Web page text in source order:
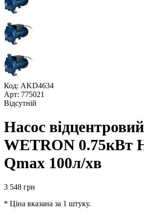
Код: AKD4634
Арт: 775021
Відсутній
Насос відцентровий
WETRON 0.75кВт
Qmax 100л/хв
3 548 грн
* Ціна вказана за 1 штуку.